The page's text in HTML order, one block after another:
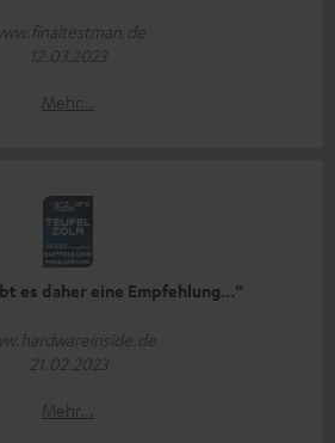
12.03.2023
Mehr...
es daher eine Empfehlung…“
21.02.2023
Mehr...